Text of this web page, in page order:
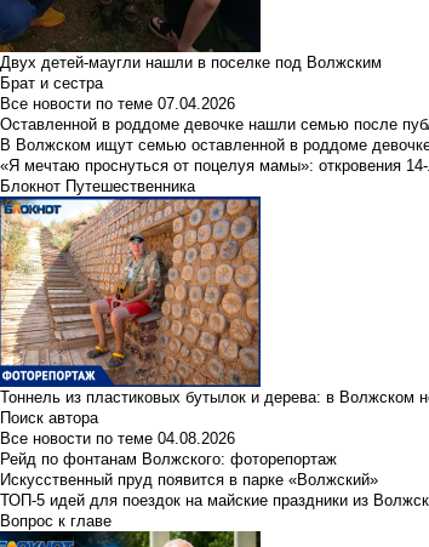
Двух детей-маугли нашли в поселке под Волжским
Брат и сестра
Все новости по теме 07.04.2026
Оставленной в роддоме девочке нашли семью после
В Волжском ищут семью оставленной в роддоме
«Я мечтаю проснуться от поцелуя мамы»: откровения
Блокнот Путешественника
Тоннель из пластиковых бутылок и дерева: в Волжском
Поиск автора
Все новости по теме 04.08.2026
Рейд по фонтанам Волжского: фоторепортаж
Искусственный пруд появится в парке «Волжский»
ТОП-5 идей для поездок на майские праздники из
Вопрос к главе